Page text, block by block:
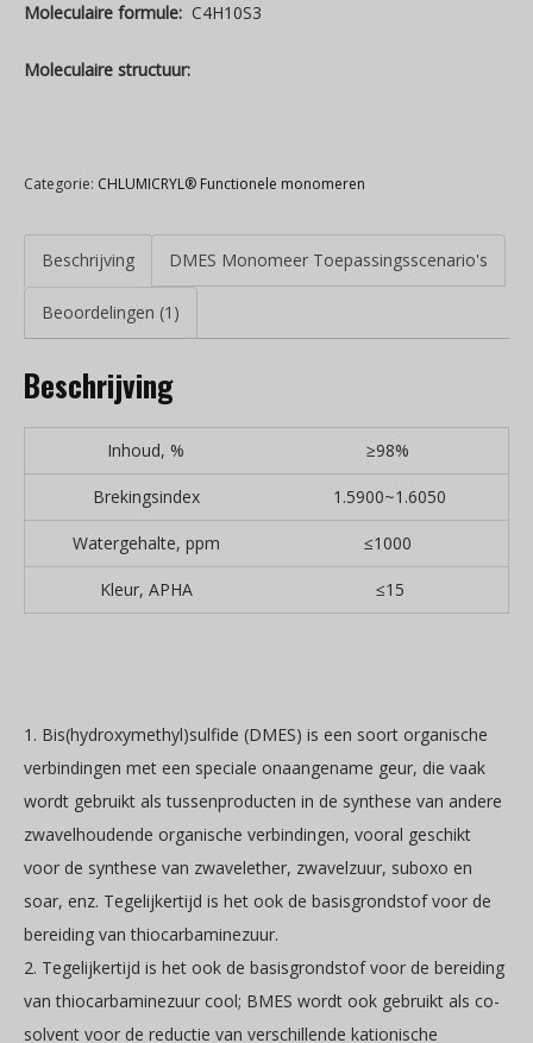
Moleculaire formule: C4H10S3
Moleculaire structuur:
Categorie: CHLUMICRYL® Functionele monomeren
Beschrijving DMES Monomeer Toepassingsscenario's
Beoordelingen (1)
Beschrijving
Inhoud, % ≥98%
Brekingsindex 1.5900~1.6050
Watergehalte, ppm ≤1000
Kleur, APHA ≤15
1. Bis(hydroxymethyl)sulfide (DMES) is een soort organische
verbindingen met een speciale onaangename geur, die vaak
wordt gebruikt als tussenproducten in de synthese van andere
zwavelhoudende organische verbindingen, vooral geschikt
voor de synthese van zwavelether, zwavelzuur, suboxo en
soar, enz. Tegelijkertijd is het ook de basisgrondstof voor de
bereiding van thiocarbaminezuur.
2. Tegelijkertijd is het ook de basisgrondstof voor de bereiding
van thiocarbaminezuur cool; BMES wordt ook gebruikt als co-
solvent voor de reductie van verschillende kationische